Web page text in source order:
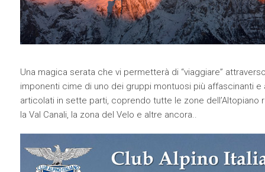
Una magica serata che vi permetterà di “viaggiare”
imponenti cime di uno dei gruppi montuosi più affascinanti
articolati in sette parti, coprendo tutte le zone dell’Altopiano
la Val Canali, la zona del Velo e altre ancora..